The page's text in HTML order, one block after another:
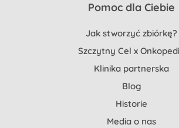
Pomoc dla Ciebie
Jak stworzyć zbiórkę?
Szczytny Cel x
Klinika partnerska
Blog
Historie
Media o nas